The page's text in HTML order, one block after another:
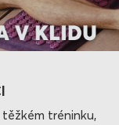
tréninku,